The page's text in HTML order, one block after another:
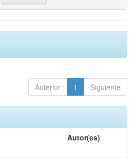
Anterior 1 Siguiente
Autor(es)